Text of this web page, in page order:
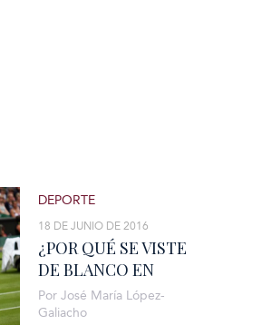
¿POR QUÉ SE VISTE
DE BLANCO EN
WIMBLEDON? “IT´S
TRADITION”
18 DE JUNIO DE 2016
DEPORTE
Por José María López-
Galiacho